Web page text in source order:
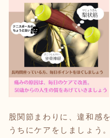
股関節まわりに、違和感
うちにケアをしましょう。